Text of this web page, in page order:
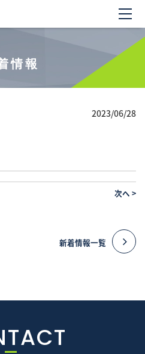
情報
2023/06/28
次へ >
新着情報一覧